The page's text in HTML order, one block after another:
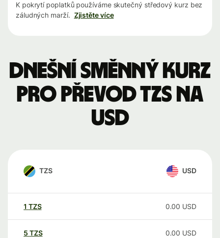
K pokrytí poplatků používáme skutečný středový kurz bez
záludných marží. Zjistěte více
Dnešní směnný kurz
pro převod TZS na
USD
TZS USD
1 TZS 0.00 USD
5 TZS 0.00 USD